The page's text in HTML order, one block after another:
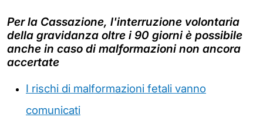
Per la Cassazione, l'interruzione volontaria
della gravidanza oltre i 90 giorni è possibile
anche in caso di malformazioni non ancora
accertate
I rischi di malformazioni fetali vanno
comunicati